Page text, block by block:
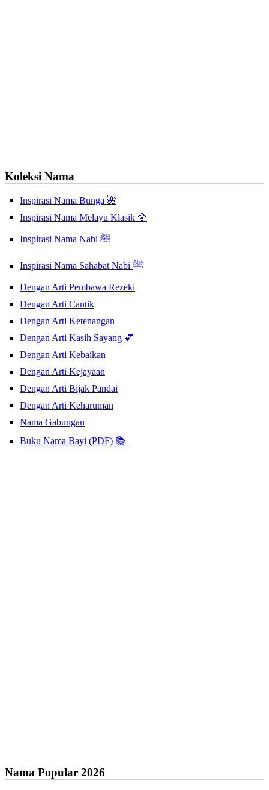
Koleksi Nama
Inspirasi Nama Bunga 🌺
Inspirasi Nama Melayu Klasik 🌼
Inspirasi Nama Nabi ﷺ
Inspirasi Nama Sahabat Nabi ﷺ
Dengan Arti Pembawa Rezeki
Dengan Arti Cantik
Dengan Arti Ketenangan
Dengan Arti Kasih Sayang 💕
Dengan Arti Kebaikan
Dengan Arti Kejayaan
Dengan Arti Bijak Pandai
Dengan Arti Keharuman
Nama Gabungan
Buku Nama Bayi (PDF) 📚
Nama Popular 2026